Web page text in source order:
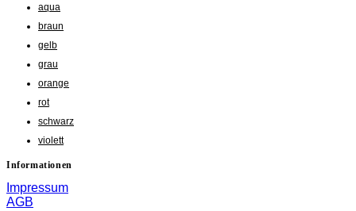
aqua
braun
gelb
grau
orange
rot
schwarz
violett
Informationen
Impressum
AGB